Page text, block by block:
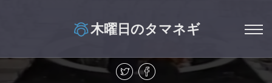
木曜日のタマネギ